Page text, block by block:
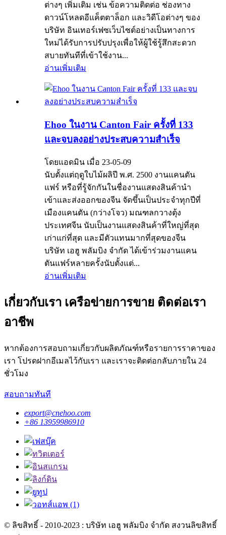
ต่างๆ เพิ่มเติม เช่น ข้อความติดต่อ ช่องทาง
ดาวน์โหลดอีแค็ตตาล็อก และวิดีโอต่างๆ ของ
บริษัท อินเทอร์เฟซเว็บไซต์อย่างเป็นทางการ
ใหม่ได้รับการปรับปรุงเพื่อให้ผู้ใช้รู้สึกสะดวก
สบายทันทีที่เข้าใช้งาน...
อ่านเพิ่มเติม
Ehoo ในงาน Canton Fair ครั้งที่ 133
และจบลงอย่างประสบความสำเร็จ
โดยแอดมิน เมื่อ 23-05-09
นับตั้งแต่ฤดูใบไม้ผลิปี พ.ศ. 2500 งานแคนตัน
แฟร์ หรือที่รู้จักกันในชื่องานแสดงสินค้านำ
เข้าและส่งออกของจีน จัดขึ้นเป็นประจำทุกปีที่
เมืองแคนตัน (กว่างโจว) มณฑลกวางตุ้ง
ประเทศจีน นับเป็นงานแสดงสินค้าที่ใหญ่ที่สุด
เก่าแก่ที่สุด และมีตัวแทนมากที่สุดของจีน
บริษัท เอฮู พลัมบิง จำกัด ได้เข้าร่วมงานแคน
ตันแฟร์หลายครั้งนับตั้งแต่...
อ่านเพิ่มเติม
เกี่ยวกับเรา เครือข่ายการขาย ติดต่อเรา
อาชีพ
หากต้องการสอบถามเกี่ยวกับผลิตภัณฑ์หรือรายการราคาของ
เรา โปรดฝากอีเมลไว้กับเรา และเราจะติดต่อกลับภายใน 24
ชั่วโมง
สอบถามทันที
export@cnehoo.com
+86 13959986910
© ลิขสิทธิ์ - 2010-2023 : บริษัท เอฮู พลัมบิง จำกัด สงวนลิขสิทธิ์